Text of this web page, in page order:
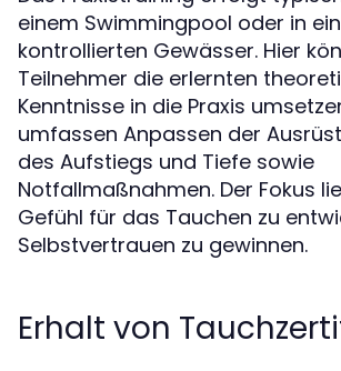
einem Swimmingpool oder in
kontrollierten Gewässer. Hier
Teilnehmer die erlernten
Kenntnisse in die Praxis
umfassen Anpassen der
des Aufstiegs und Tiefe sowie
Notfallmaßnahmen. Der Fokus
Gefühl für das Tauchen zu
Selbstvertrauen zu gewinnen.
Erhalt von